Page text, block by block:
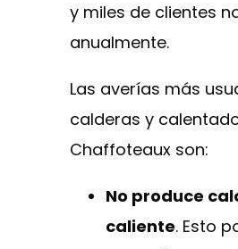
y miles de clientes
anualmente.
Las averías más
calderas y
Chaffoteaux son:
No produce
caliente. Esto